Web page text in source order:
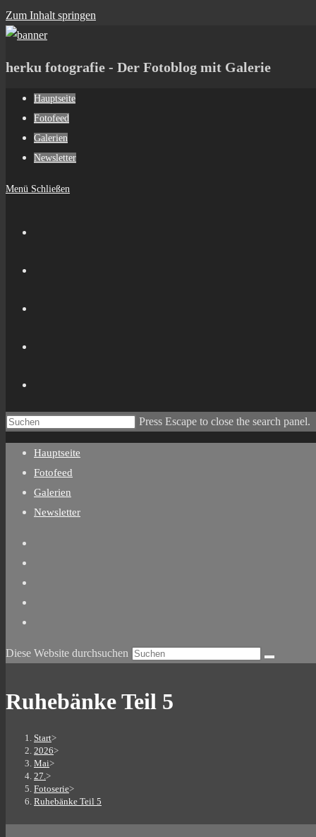
Zum Inhalt springen
herku fotografie - Der Fotoblog mit Galerie
Hauptseite
Fotofeed
Galerien
Newsletter
Menü Schließen
Press Escape to close the search panel.
Hauptseite
Fotofeed
Galerien
Newsletter
Diese Website durchsuchen
Ruhebänke Teil 5
Start>
2026>
Mai>
27.>
Fotoserie>
Ruhebänke Teil 5